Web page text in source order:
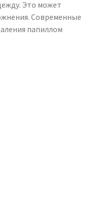
Это может
Современные
папиллом